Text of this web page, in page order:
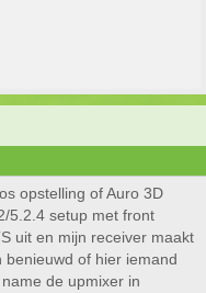
opstelling of Auro 3D
5.2.4 setup met front
uit en mijn receiver maakt
of hier iemand
de upmixer in